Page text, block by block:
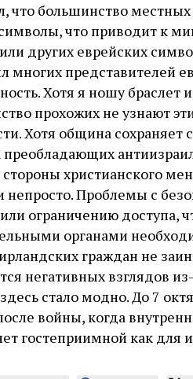
что большинство
что приводит к
других еврейских
многих представителей
Хотя я ношу браслет
прохожих не узнают
Хотя община сохраняет
преобладающих
христианского
Проблемы с
ограничению доступа,
органами
граждан не
негативных взглядов
стало модно. До 7
войны, когда
гостеприимной как для